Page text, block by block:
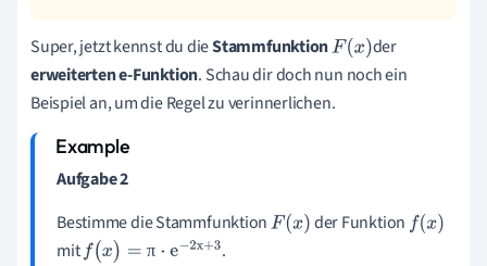
Super, jetzt kennst du dieStammfunktionF(x) der
erweiterten e-Funktion. Schau dir doch nun noch ein
Beispiel an, um die Regel zu verinnerlichen.
Aufgabe 2
Bestimme die StammfunktionF(x) der Funktion f(x)
mit
π
f(x)=π e- 2x + 3 .